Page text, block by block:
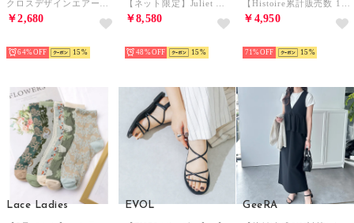
￥2,680
64% 15
￥8,580
48% 15
￥4,950
71% 15
Lace Ladies EVOL GeeRA